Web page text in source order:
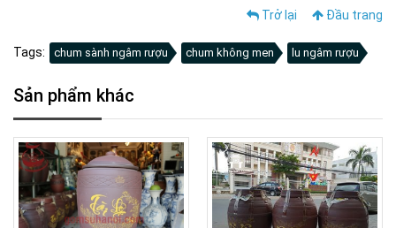
Trở lại Đầu trang
Tags: chum sành ngâm rượu chum không men lu ngâm rượu
Sản phẩm khác